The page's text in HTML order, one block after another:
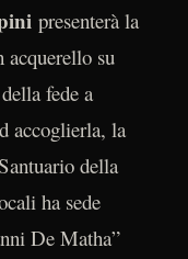
presenterà la
acquerello su
fede a
accoglierla, la
della
ha sede
De Matha”